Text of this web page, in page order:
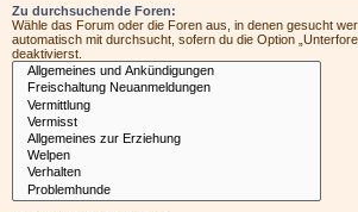
Zu durchsuchende Foren:
Wähle das Forum oder die Foren aus, in denen gesucht
automatisch mit durchsucht, sofern du die Option
deaktivierst.